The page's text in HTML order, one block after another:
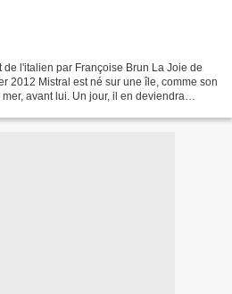
l'italien par Françoise Brun La Joie de
2012 Mistral est né sur une île, comme son
avant lui. Un jour, il en deviendra